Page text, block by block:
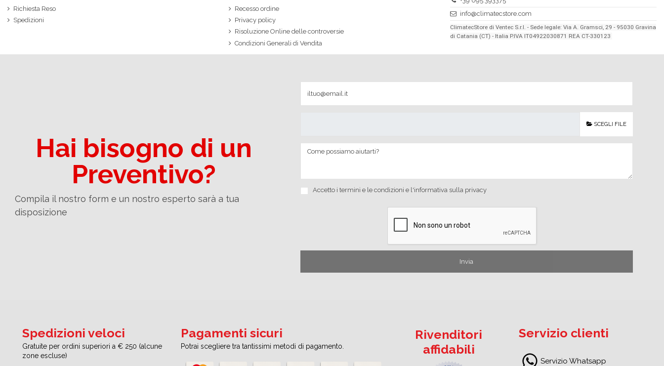
Richiesta Reso
Spedizioni
Recesso ordine
Privacy policy
Risoluzione Online delle controversie
Condizioni Generali di Vendita
info@climatecstore.com
ClimatecStore di Ventec S.r.l. - Sede legale: Via A. Gramsci, 29 - 95030 Gravina
di Catania (CT) - Italia P.IVA IT04922030871 REA CT-330123
Hai bisogno di un
Preventivo?
Compila il nostro form e un nostro esperto sarà a tua
disposizione
SCEGLI FILE
Accetto itermini e le condizioni e l'informativa sulla privacy
Spedizioni veloci
Gratuite per ordini superiori a € 250 (alcune
zone escluse)
Pagamenti sicuri
Potrai scegliere tra tantissimi metodi di pagamento.
Rivenditori
affidabili
Servizio clienti
Servizio Whatsapp